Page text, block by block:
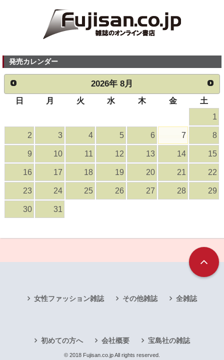
発売カレンダー
2026年 8月
日 月 火 水 木 金
土
1
2 3 4 5 6 7 8
9 10 11 12 13 14 15
16 17 18 19 20 21 22
23 24 25 26 27 28 29
30 31
女性ファッション雑誌 その他雑誌 全雑誌
初めての方へ 会社概要 宝島社の雑誌
© 2018 Fujisan.co.jp All rights reserved.